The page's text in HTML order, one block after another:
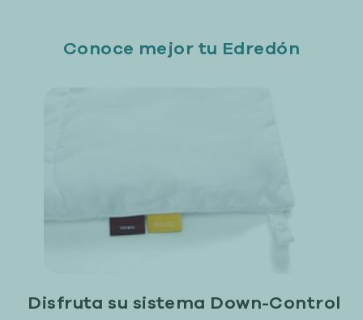
Conoce mejor tu Edredón
Disfruta su sistema Down-Control